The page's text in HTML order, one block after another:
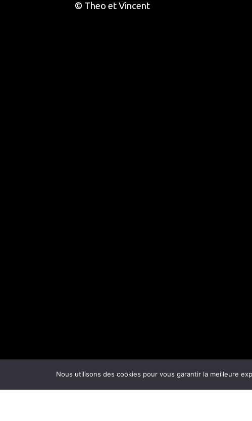
© Theo et Vincent
Nous utilisons des cookies pour vous garantir la meilleure